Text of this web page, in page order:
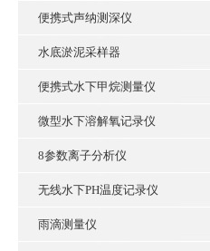
便携式声纳测深仪
水底淤泥采样器
便携式水下甲烷测量仪
微型水下溶解氧记录仪
8参数离子分析仪
无线水下PH温度记录仪
雨滴测量仪